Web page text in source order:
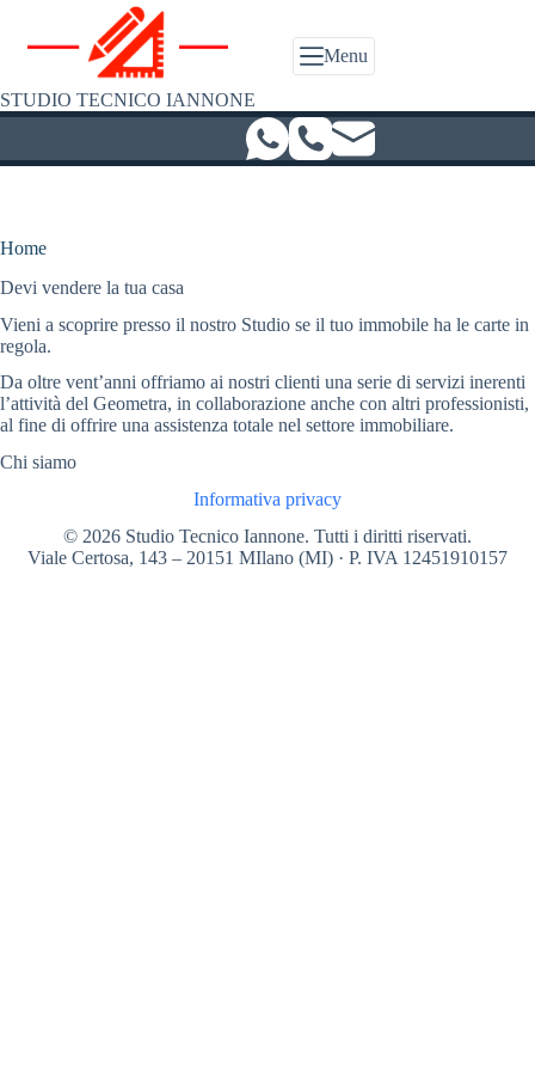
contenuto
STUDIO TECNICO IANNONE
Menu
Home
Devi vendere la tua casa
Vieni a scoprire presso il nostro Studio se il tuo immobile ha le carte in
regola.
Da oltre vent’anni offriamo ai nostri clienti una serie di servizi inerenti
l’attività del Geometra, in collaborazione anche con altri professionisti,
al fine di offrire una assistenza totale nel settore immobiliare.
Chi siamo
Informativa privacy
© 2026 Studio Tecnico Iannone. Tutti i diritti riservati.
Viale Certosa, 143 – 20151 MIlano (MI) · P. IVA 12451910157